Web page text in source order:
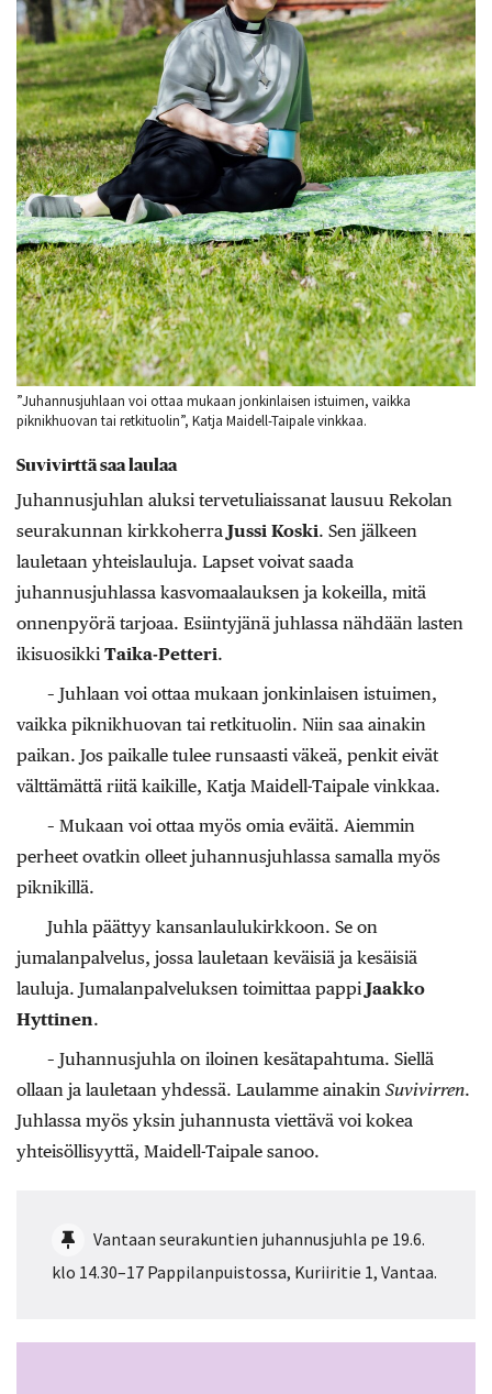
”Juhannusjuhlaan voi ottaa mukaan jonkinlaisen istuimen, vaikka
piknikhuovan tai retkituolin”, Katja Maidell-Taipale vinkkaa.
Suvivirttä saa laulaa
Juhannusjuhlan aluksi tervetuliaissanat lausuu Rekolan
seurakunnan kirkkoherra Jussi Koski. Sen jälkeen
lauletaan yhteislauluja. Lapset voivat saada
juhannusjuhlassa kasvomaalauksen ja kokeilla, mitä
onnenpyörä tarjoaa. Esiintyjänä juhlassa nähdään lasten
ikisuosikki Taika-Petteri.
– Juhlaan voi ottaa mukaan jonkinlaisen istuimen,
vaikka piknikhuovan tai retkituolin. Niin saa ainakin
paikan. Jos paikalle tulee runsaasti väkeä, penkit eivät
välttämättä riitä kaikille, Katja Maidell-Taipale vinkkaa.
– Mukaan voi ottaa myös omia eväitä. Aiemmin
perheet ovatkin olleet juhannusjuhlassa samalla myös
piknikillä.
Juhla päättyy kansanlaulukirkkoon. Se on
jumalanpalvelus, jossa lauletaan keväisiä ja kesäisiä
lauluja. Jumalanpalveluksen toimittaa pappi Jaakko
Hyttinen.
– Juhannusjuhla on iloinen kesätapahtuma. Siellä
ollaan ja lauletaan yhdessä. Laulamme ainakin Suvivirren.
Juhlassa myös yksin juhannusta viettävä voi kokea
yhteisöllisyyttä, Maidell-Taipale sanoo.
Vantaan seurakuntien juhannusjuhla pe 19.6.
klo 14.30–17 Pappilanpuistossa, Kuriiritie 1, Vantaa.